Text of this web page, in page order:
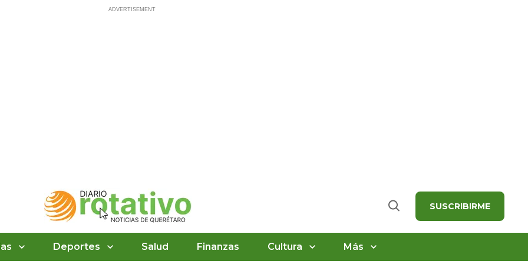
Buscar SUSCRIBIRME
Deportes Salud Finanzas Cultura Más